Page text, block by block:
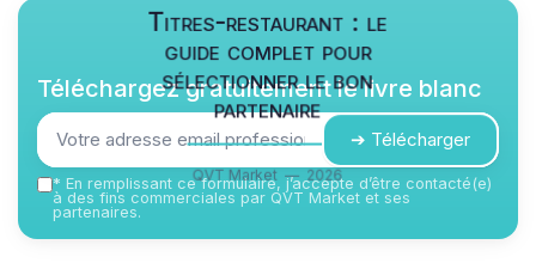
Titres-restaurant : le
guide complet pour
sélectionner le bon
partenaire
QVT Market — 2026
Téléchargez gratuitement le livre blanc
➔ Télécharger
* En remplissant ce formulaire, j’accepte d’être contacté(e)
à des fins commerciales par QVT Market et ses
partenaires.